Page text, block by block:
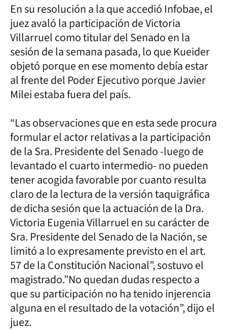
En su resolución a la que accedió Infobae, el
juez avaló la participación de Victoria
Villarruel como titular del Senado en la
sesión de la semana pasada, lo que Kueider
objetó porque en ese momento debía estar
al frente del Poder Ejecutivo porque Javier
Milei estaba fuera del país.
“Las observaciones que en esta sede procura
formular el actor relativas a la participación
de la Sra. Presidente del Senado -luego de
levantado el cuarto intermedio- no pueden
tener acogida favorable por cuanto resulta
claro de la lectura de la versión taquigráfica
de dicha sesión que la actuación de la Dra.
Victoria Eugenia Villarruel en su carácter de
Sra. Presidente del Senado de la Nación, se
limitó a lo expresamente previsto en el art.
57 de la Constitución Nacional”, sostuvo el
magistrado.”No quedan dudas respecto a
que su participación no ha tenido injerencia
alguna en el resultado de la votación”, dijo el
juez.